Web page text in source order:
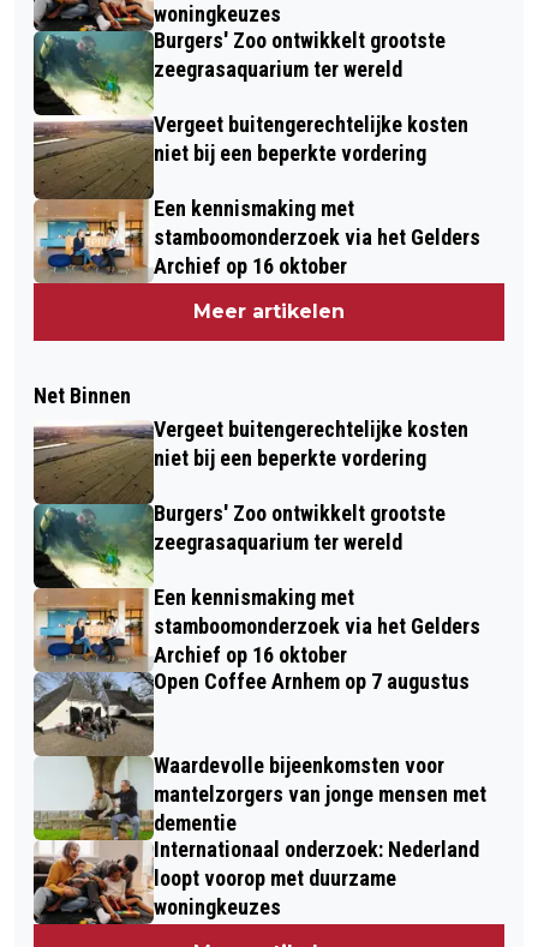
woningkeuzes
Burgers' Zoo ontwikkelt grootste
zeegrasaquarium ter wereld
Vergeet buitengerechtelijke kosten
niet bij een beperkte vordering
Een kennismaking met
stamboomonderzoek via het Gelders
Archief op 16 oktober
Meer artikelen
Net Binnen
Vergeet buitengerechtelijke kosten
niet bij een beperkte vordering
Burgers' Zoo ontwikkelt grootste
zeegrasaquarium ter wereld
Een kennismaking met
stamboomonderzoek via het Gelders
Archief op 16 oktober
Open Coffee Arnhem op 7 augustus
Waardevolle bijeenkomsten voor
mantelzorgers van jonge mensen met
dementie
Internationaal onderzoek: Nederland
loopt voorop met duurzame
woningkeuzes